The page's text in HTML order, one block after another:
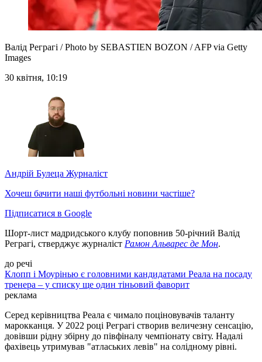
Валід Реграгі / Photo by SEBASTIEN BOZON / AFP via Getty
Images
30 квітня, 10:19
Андрій Булеца Журналіст
Хочеш бачити наші футбольні новини частіше?
Підписатися в Google
Шорт-лист мадридського клубу поповнив 50-річний Валід
Реграгі, стверджує журналіст Рамон Альварес де Мон.
до речі
Клопп і Моурінью є головними кандидатами Реала на посаду
тренера – у списку ще один тіньовий фаворит
реклама
Серед керівництва Реала є чимало поціновувачів таланту
марокканця. У 2022 році Реграгі створив величезну сенсацію,
довівши рідну збірну до півфіналу чемпіонату світу. Надалі
фахівець утримував "атлаських левів" на солідному рівні.